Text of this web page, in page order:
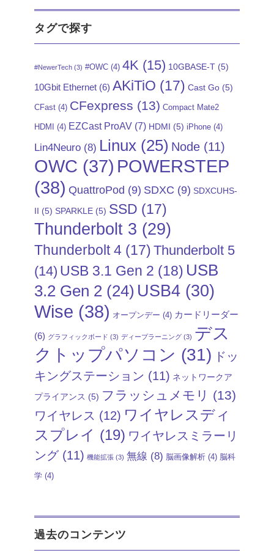
タグで探す
#NewerTech (3) #OWC (4) 4K (15) 10GBASE-T (5)
10Gbit Ethernet (6) AKiTiO (17) Cast Go (5)
CFast (4) CFexpress (13) Compact Mate2
HDMI (4) EZCast ProAV (7) HDMI (5) iPhone (4)
Lin4Neuro (8) Linux (25) Node (11)
OWC (37) POWERSTEP
(38) QuattroPod (9) SDXC (9) SDXCUHS-
II (5) SPARKLE (5) SSD (17)
Thunderbolt 3 (29)
Thunderbolt 4 (17) Thunderbolt 5
(14) USB 3.1 Gen 2 (18) USB
3.2 Gen 2 (24) USB4 (30)
Wise (38) オープンデー (4) カードリーダー
(6) グラフィックボード (3) ディープラーニング (3) デス
クトップパソコン (31) ドッ
キングステーション (11) ネットワークア
プライアンス (5) フラッシュメモリ (13)
ワイヤレス (12) ワイヤレスディ
スプレイ (19) ワイヤレスミラーリ
ング(11) 機能拡張 (3) 無線 (8) 脳画像解析 (4) 脳科
学 (4)
過去のコンテンツ